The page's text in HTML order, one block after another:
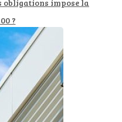
obligations impose la
?